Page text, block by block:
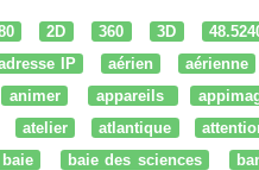
2D 360 3D
IP aérien aérienne
animer appareils
atelier atlantique
baie baie des sciences